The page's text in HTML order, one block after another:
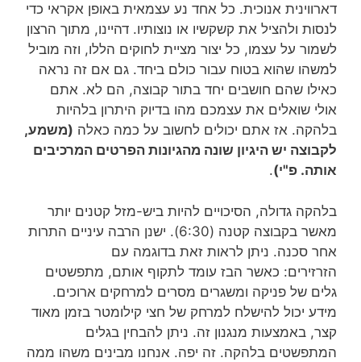
דארווינית אנוכית. כל אחד נע עצמאית באופן אקראי כדי
לנסות ולהציל את קשקשיו או נוצותיו. דהיינו, מתוך הרצון
לשמור על עצמו, כל יצור מציית לחוקים הללו, וזה מוביל
למשהו שהוא בטוח עבור כולם ביחד. גם אם זה נראה
כאילו שהם חושבים יחד בתור קבוצה, הם לא. אתם
אולי שואלים את עצמכם מהו בדיוק היתרון בלהיות
בלהקה. אז אתם יכולים לחשוב על כמה כאלה (משמע,
לקבוצה יש היגיון שונה מהגיונות הפרטים המרכיבים
אותה. פ"י).
בלהקה גדולה, הסיכויים להיות ביש-מזל קטנים יותר
מאשר בקבוצה קטנה (6:30).
ישנן הרבה עיניים התרות
אחר סכנה. ניתן לראות זאת בדוגמה עם
הזרזירים: כאשר הבז עומד לתקוף אותם, מתפשטים
גלים של פניקה ומשגרים מסרים למרחקים ארוכים.
מידע יכול להישלח למרחק של חצי קילומטר בזמן מאוד
קצר, באמצעות מנגנון זה. ניתן להבחין בגלים
המתפשטים בלהקה. זה יפה. אנחנו מבינים משהו ממה